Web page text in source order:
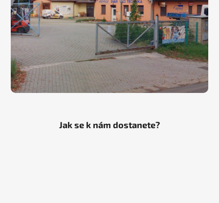
Jak se k nám dostanete?